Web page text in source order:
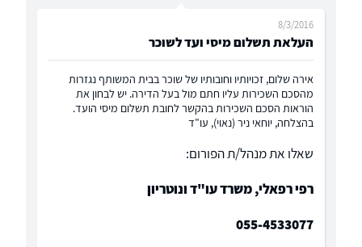
העלאת תשלום מיסי ועד לשוכר
8/3/2016
אירה שלום, זכויותיו וחובותיו של שוכר בבית המשותף נגזרות
מהסכם השכירות עליו חתם מול בעל הדירה. יש לבחון את
הוראות הסכם השכירות בהקשר לחובת תשלום מיסי הועד.
בהצלחה, יוחאי ניר (נאוי), עו"ד
שאלו את מנהל/ת הפורום:
רפי רפאלי, משרד עו"ד ונוטריון
055-4533077